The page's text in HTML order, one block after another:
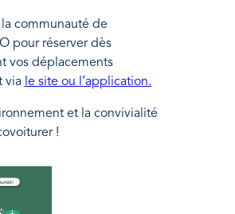
la communauté de
pour réserver dès
vos déplacements
via le site ou l’application.
et la convivialité
!